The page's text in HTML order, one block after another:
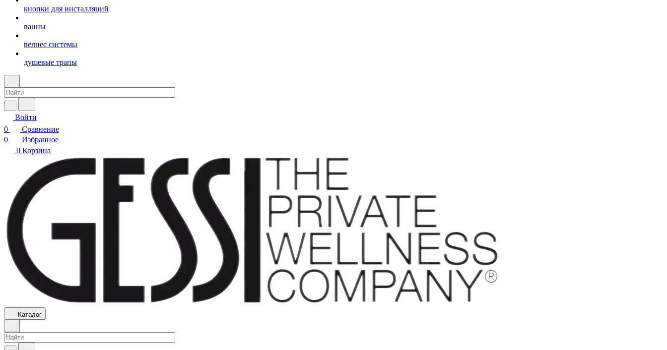
кнопки для инсталляций
ванны
велнес системы
душевые трапы
Войти
0
Сравнение
0
Избранное
0 Корзина
Каталог